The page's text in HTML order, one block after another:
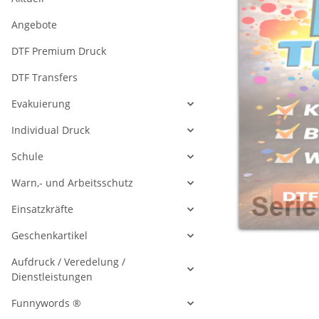
Angebote
DTF Premium Druck
DTF Transfers
Evakuierung
Individual Druck
Schule
Warn,- und Arbeitsschutz
Einsatzkräfte
Geschenkartikel
Aufdruck / Veredelung /
Dienstleistungen
Funnywords ®